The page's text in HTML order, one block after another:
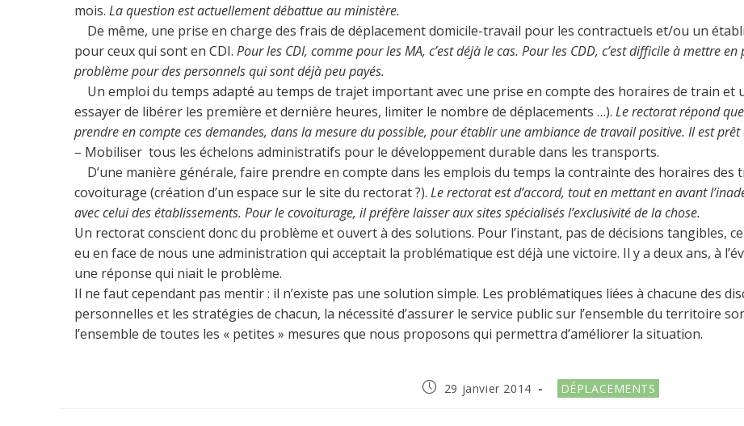
mois. La question est actuellement débattue au ministère.
De même, une prise en charge des frais de déplacement domicile-travail pour les contractuels et/ou un
pour ceux qui sont en CDI. Pour les CDI, comme pour les MA, c’est déjà le cas. Pour les CDD, c’est difficile à mettre
problème pour des personnels qui sont déjà peu payés.
Un emploi du temps adapté au temps de trajet important avec une prise en compte des horaires de train et
essayer de libérer les première et dernière heures, limiter le nombre de déplacements …). Le rectorat répond
prendre en compte ces demandes, dans la mesure du possible, pour établir une ambiance de travail positive. Il est
– Mobiliser tous les échelons administratifs pour le développement durable dans les transports.
D’une manière générale, faire prendre en compte dans les emplois du temps la contrainte des horaires
covoiturage (création d’un espace sur le site du rectorat ?). Le rectorat est d’accord, tout en mettant en avant
avec celui des établissements. Pour le covoiturage, il préfère laisser aux sites spécialisés l’exclusivité de la chose.
Un rectorat conscient donc du problème et ouvert à des solutions. Pour l’instant, pas de décisions tangibles,
eu en face de nous une administration qui acceptait la problématique est déjà une victoire. Il y a deux ans, à
une réponse qui niait le problème.
Il ne faut cependant pas mentir : il n’existe pas une solution simple. Les problématiques liées à chacune des
personnelles et les stratégies de chacun, la nécessité d’assurer le service public sur l’ensemble du territoire
l’ensemble de toutes les « petites » mesures que nous proposons qui permettra d’améliorer la situation.
Publication
29 janvier 2014
Post
category:
DÉPLACEMENTS